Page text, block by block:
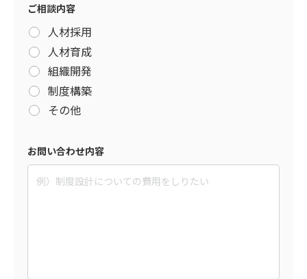
ご相談内容
人材採用
人材育成
組織開発
制度構築
その他
お問い合わせ内容